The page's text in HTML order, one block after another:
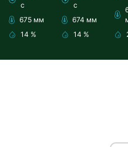
с
675 мм
14 %
с
674 мм
14 %